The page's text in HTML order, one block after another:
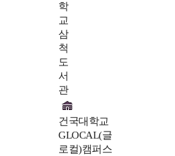
학
교
삼
척
도
서
관
건국대학교
GLOCAL(글
로컬)캠퍼스